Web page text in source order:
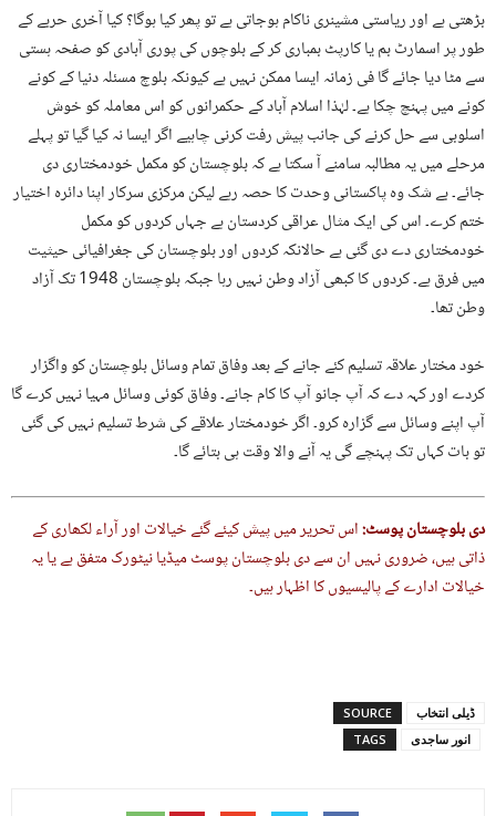
بڑھتی ہے اور ریاستی مشینری ناکام ہوجاتی ہے تو پھر کیا ہوگا؟ کیا آخری حربے کے
طور پر اسمارٹ بم یا کارپٹ بمباری کر کے بلوچوں کی پوری آبادی کو صفحہ ہستی
سے مٹا دیا جائے گا فی زمانہ ایسا ممکن نہیں ہے کیونکہ بلوچ مسئلہ دنیا کے کونے
کونے میں پہنچ چکا ہے۔ لہٰذا اسلام آباد کے حکمرانوں کو اس معاملہ کو خوش
اسلوبی سے حل کرنے کی جانب پیش رفت کرنی چاہیے اگر ایسا نہ کیا گیا تو پہلے
مرحلے میں یہ مطالبہ سامنے آ سکتا ہے کہ بلوچستان کو مکمل خودمختاری دی
جائے۔ بے شک وہ پاکستانی وحدت کا حصہ رہے لیکن مرکزی سرکار اپنا دائرہ اختیار
ختم کرے۔ اس کی ایک مثال عراقی کردستان ہے جہاں کردوں کو مکمل
خودمختاری دے دی گئی ہے حالانکہ کردوں اور بلوچستان کی جغرافیائی حیثیت
میں فرق ہے۔ کردوں کا کبھی آزاد وطن نہیں رہا جبکہ بلوچستان 1948 تک آزاد
وطن تھا۔
خود مختار علاقہ تسلیم کئے جانے کے بعد وفاق تمام وسائل بلوچستان کو واگزار
کردے اور کہہ دے کہ آپ جانو آپ کا کام جانے۔ وفاق کوئی وسائل مہیا نہیں کرے گا
آپ اپنے وسائل سے گزارہ کرو۔ اگر خودمختار علاقے کی شرط تسلیم نہیں کی گئی
تو بات کہاں تک پہنچے گی یہ آنے والا وقت ہی بتائے گا۔
دی بلوچستان پوسٹ:اس تحریر میں پیش کیئے گئے خیالات اور آراء لکھاری کے
ذاتی ہیں، ضروری نہیں ان سے دی بلوچستان پوسٹ میڈیا نیٹورک متفق ہے یا یہ
خیالات ادارے کے پالیسیوں کا اظہار ہیں۔
SOURCE
ڈیلی انتخاب
TAGS
انور ساجدی